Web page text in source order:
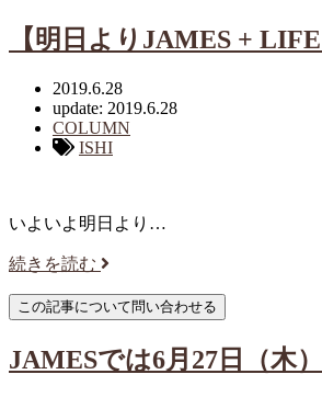
【明日よりJAMES +
2019.6.28
update: 2019.6.28
COLUMN
ISHI
いよいよ明日より…
続きを読む
JAMESでは6月27日（木